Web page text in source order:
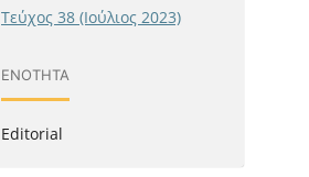
Τεύχος 38 (Ιούλιος 2023)
ΕΝΌΤΗΤΑ
Editorial